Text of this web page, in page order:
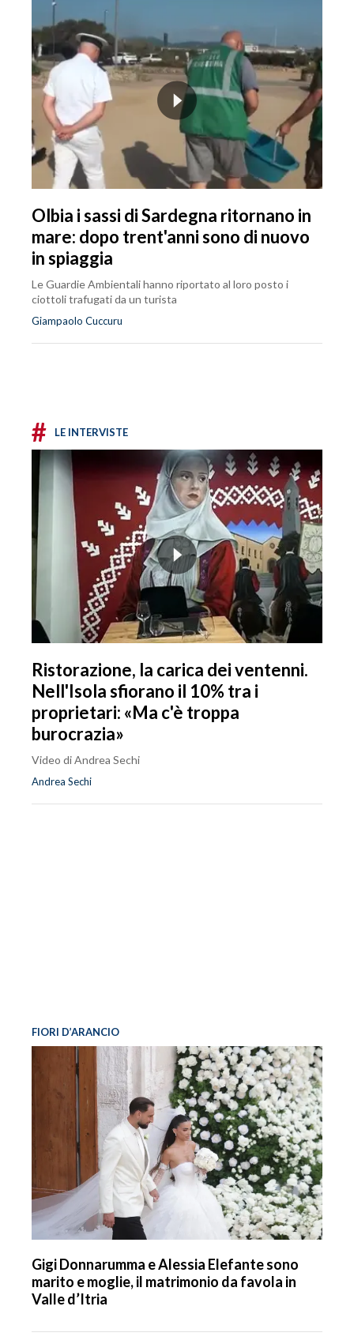
Olbia i sassi di Sardegna ritornano in
mare: dopo trent'anni sono di nuovo
in spiaggia
Le Guardie Ambientali hanno riportato al loro posto i
ciottoli trafugati da un turista
Giampaolo Cuccuru
# LE INTERVISTE
Ristorazione, la carica dei ventenni.
Nell'Isola sfiorano il 10% tra i
proprietari: «Ma c'è troppa
burocrazia»
Video di Andrea Sechi
Andrea Sechi
FIORI D’ARANCIO
Gigi Donnarumma e Alessia Elefante sono
marito e moglie, il matrimonio da favola in
Valle d’Itria